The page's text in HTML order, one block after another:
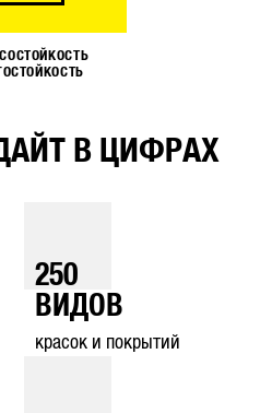
В ЦИФРАХ
250
ВИДОВ
красок и покрытий